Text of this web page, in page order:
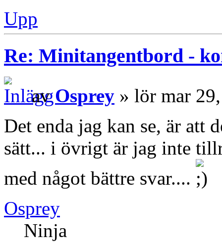
Upp
Re: Minitangentbord -
avOsprey » lör mar
Det enda jag kan se, är att
sätt... i övrigt är jag inte
med något bättre svar....
Osprey
Ninja